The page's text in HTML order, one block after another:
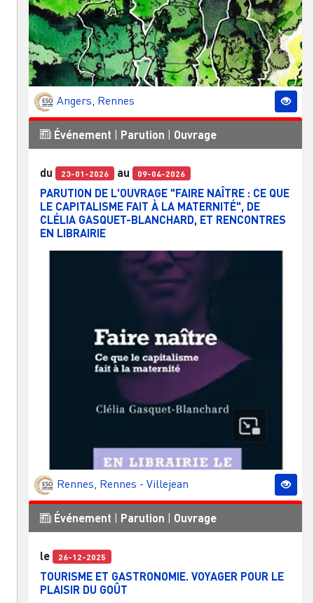
Angers Rennes
Événement | Parution | Ouvrage
du 23-01-2026 au 09-04-2026
PARUTION DE L'OUVRAGE "FAIRE NAÎTRE : CE QUE
LE CAPITALISME FAIT À LA MATERNITÉ", DE
CLÉLIA GASQUET-BLANCHARD, ET RENCONTRES
EN LIBRAIRIE
Rennes, Rennes - Villejean
Événement Parution Ouvrage
le 26-12-2025
TOURISME ET GASTRONOMIE. VOYAGER POUR LE
PLAISIR DU GOÛT